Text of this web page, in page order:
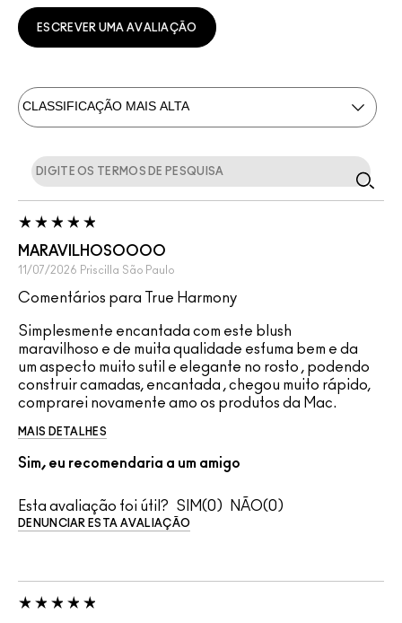
ESCREVER UMA AVALIAÇÃO
MARAVILHOSOOOO
11/07/2026 Priscilla São Paulo
Comentários para True Harmony
Simplesmente encantada com este blush
maravilhoso e de muita qualidade esfuma bem e da
um aspecto muito sutil e elegante no rosto , podendo
construir camadas, encantada , chegou muito rápido,
comprarei novamente amo os produtos da Mac.
MAIS DETALHES
Sim, eu recomendaria a um amigo
Esta avaliação foi útil? 0 0
DENUNCIAR ESTA AVALIAÇÃO